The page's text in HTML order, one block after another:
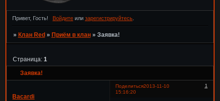
Привет, Гость! Войдитеили зарегистрируйтесь.
» Клан Red » Приём в клан » Заявка!
Заявка!
Страница: 1
Поделиться 1
2013-11-10
15:16:20
Bacardi